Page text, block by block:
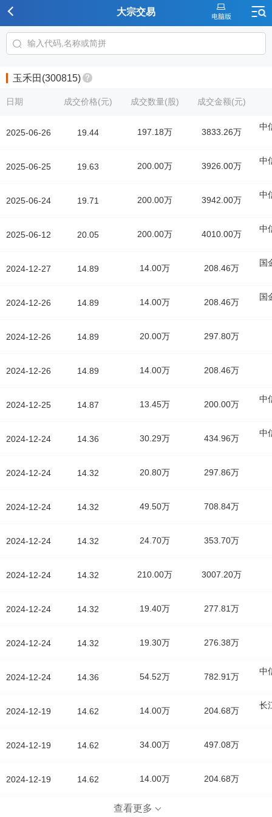
大宗交易
玉禾田(300815)
日期
2025-06-26
2025-06-25
2025-06-24
2025-06-12
2024-12-27
2024-12-26
2024-12-26
2024-12-26
2024-12-25
2024-12-24
2024-12-24
2024-12-24
2024-12-24
2024-12-24
2024-12-24
2024-12-24
2024-12-24
2024-12-19
2024-12-19
2024-12-19
成交价格(元) 成交数量(股) 成交金额(元)
19.44 197.18万 3833.26万
中
19.63 200.00万 3926.00万
中
19.71 200.00万 3942.00万
中
20.05 200.00万 4010.00万
中
14.89 14.00万 208.46万
国
14.89 14.00万 208.46万
国
14.89 20.00万 297.80万
14.89 14.00万 208.46万
14.87 13.45万 200.00万
中
14.36 30.29万 434.96万
中
14.32 20.80万 297.86万
14.32 49.50万 708.84万
14.32 24.70万 353.70万
14.32 210.00万 3007.20万
14.32 19.40万 277.81万
14.32 19.30万 276.38万
14.36 54.52万 782.91万
中
14.62 14.00万 204.68万
长
14.62 34.00万 497.08万
14.62 14.00万 204.68万
查看更多